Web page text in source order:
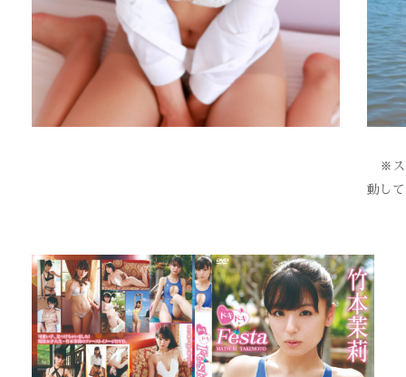
※ス
動し